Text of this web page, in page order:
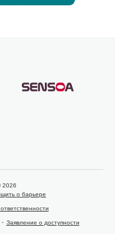
2026
о барьере
Заявление о доступности